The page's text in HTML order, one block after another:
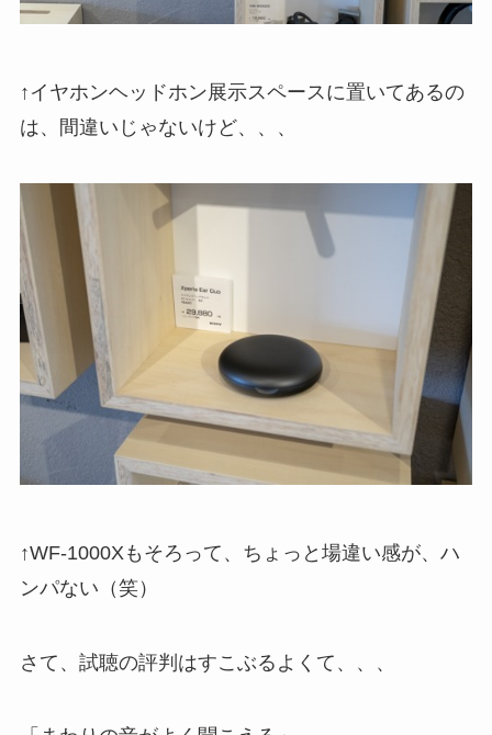
↑イヤホンヘッドホン展示スペースに置いてあるの
は、間違いじゃないけど、、、
↑WF-1000Xもそろって、ちょっと場違い感が、ハ
ンパない（笑）
さて、試聴の評判はすこぶるよくて、、、